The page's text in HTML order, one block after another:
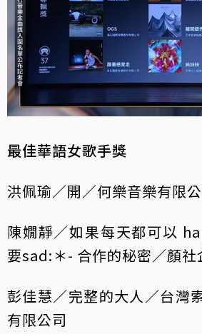
最佳華語女歌手獎
洪佩瑜／開／何樂音樂有限
陳嫺靜／如果每天都可以
要sad:＊- 合作的秘密／顏社
彭佳慧／完整的大人／台灣
有限公司